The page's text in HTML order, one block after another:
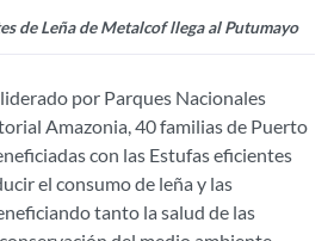
de Leña de Metalcof llega al Putumayo
por Parques Nacionales
Amazonia, 40 familias de Puerto
con las Estufas eficientes
el consumo de leña y las
tanto la salud de las